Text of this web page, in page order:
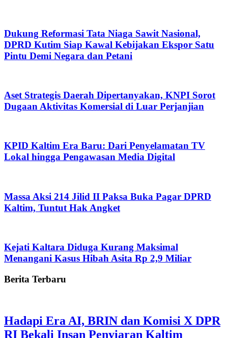
Dukung Reformasi Tata Niaga Sawit Nasional,
DPRD Kutim Siap Kawal Kebijakan Ekspor Satu
Pintu Demi Negara dan Petani
Aset Strategis Daerah Dipertanyakan, KNPI Sorot
Dugaan Aktivitas Komersial di Luar Perjanjian
KPID Kaltim Era Baru: Dari Penyelamatan TV
Lokal hingga Pengawasan Media Digital
Massa Aksi 214 Jilid II Paksa Buka Pagar DPRD
Kaltim, Tuntut Hak Angket
Kejati Kaltara Diduga Kurang Maksimal
Menangani Kasus Hibah Asita Rp 2,9 Miliar
Berita Terbaru
Hadapi Era AI, BRIN dan Komisi X DPR
RI Bekali Insan Penyiaran Kaltim